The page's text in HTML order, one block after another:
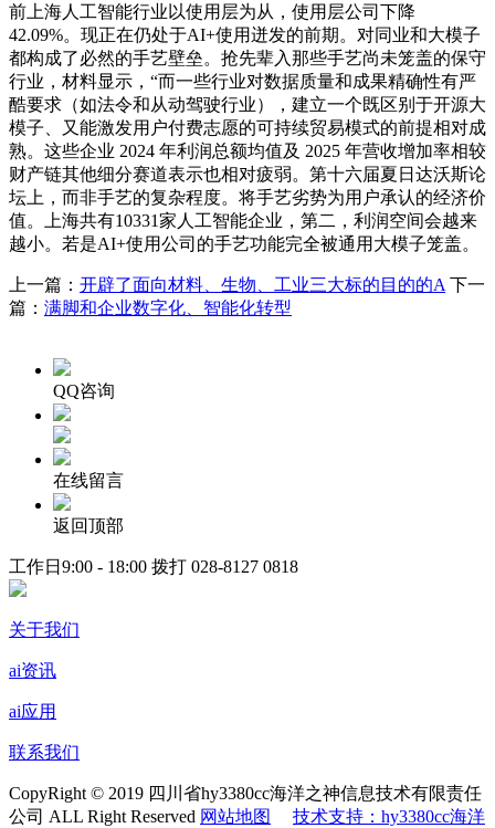
前上海人工智能行业以使用层为从，使用层公司下降
42.09%。现正在仍处于AI+使用迸发的前期。对同业和大模子
都构成了必然的手艺壁垒。抢先辈入那些手艺尚未笼盖的保守
行业，材料显示，“而一些行业对数据质量和成果精确性有严
酷要求（如法令和从动驾驶行业），建立一个既区别于开源大
模子、又能激发用户付费志愿的可持续贸易模式的前提相对成
熟。这些企业 2024 年利润总额均值及 2025 年营收增加率相较
财产链其他细分赛道表示也相对疲弱。第十六届夏日达沃斯论
坛上，而非手艺的复杂程度。将手艺劣势为用户承认的经济价
值。上海共有10331家人工智能企业，第二，利润空间会越来
越小。若是AI+使用公司的手艺功能完全被通用大模子笼盖。
上一篇： 开辟了面向材料、生物、工业三大标的目的的A 下一
篇： 满脚和企业数字化、智能化转型
QQ咨询
在线留言
返回顶部
工作日9:00 - 18:00 拨打 028-8127 0818
关于我们
ai资讯
ai应用
联系我们
CopyRight © 2019 四川省hy3380cc海洋之神信息技术有限责任
公司 ALL Right Reserved 网站地图 技术支持：hy3380cc海洋